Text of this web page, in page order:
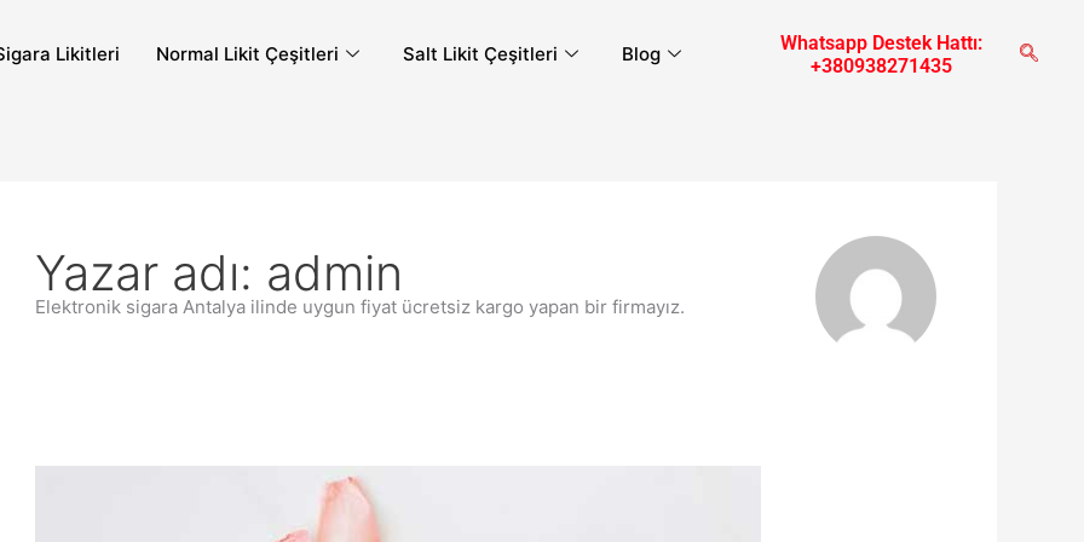
Likitleri Normal Likit Çeşitleri Salt Likit Çeşitleri Blog
Whatsapp Destek Hattı:
+380938271435
Yazar adı: admin
Elektronik sigara Antalya ilinde uygun fiyat ücretsiz kargo yapan bir firmayız.